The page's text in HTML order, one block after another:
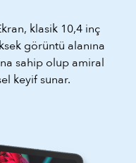
klasik 10,4 inç
görüntü alanına
sahip olup amiral
keyif sunar.